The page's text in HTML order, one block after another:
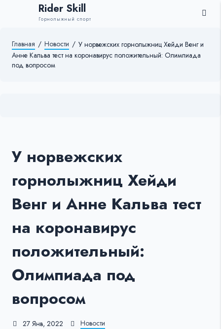
Rider Skill
Горнолыжный спорт
Главная / Новости / У норвежских горнолыжниц Хейди Венг и
Анне Кальва тест на коронавирус положительный: Олимпиада
под вопросом
У норвежских
горнолыжниц Хейди
Венг и Анне Кальва тест
на коронавирус
положительный:
Олимпиада под
вопросом
27 Янв, 2022
Новости